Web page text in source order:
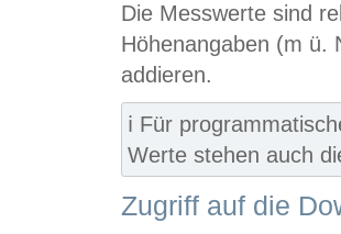
Die Messwerte sind
Höhenangaben (m ü.
addieren.
ℹ️ Für
Werte stehen auch
Zugriff auf die